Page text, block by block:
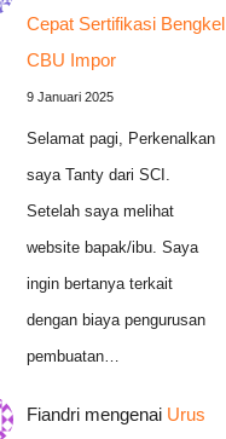
Cepat Sertifikasi Bengkel
CBU Impor
9 Januari 2025
Selamat pagi, Perkenalkan
saya Tanty dari SCI.
Setelah saya melihat
website bapak/ibu. Saya
ingin bertanya terkait
dengan biaya pengurusan
pembuatan…
Fiandrimengenai Urus